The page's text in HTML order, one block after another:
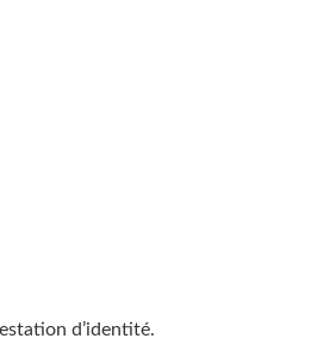
d’identité.